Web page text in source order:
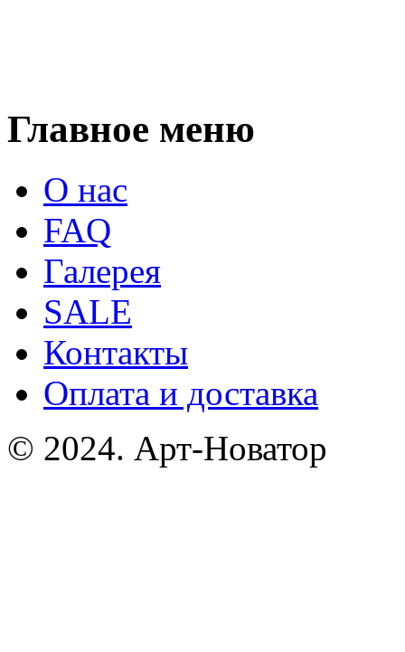
Главное меню
О нас
FAQ
Галерея
SALE
Контакты
Оплата и доставка
© 2024. Арт-Новатор